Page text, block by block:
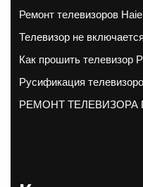
Ремонт телевизоров
Телевизор не включается
Как прошить телевизор
Русификация
РЕМОНТ ТЕЛЕВИЗОРА